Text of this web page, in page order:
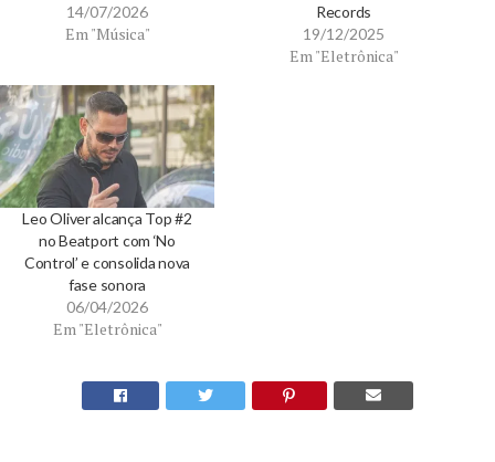
14/07/2026
Em "Música"
Records
19/12/2025
Em "Eletrônica"
Leo Oliver alcança Top #2
no Beatport com ‘No
Control’ e consolida nova
fase sonora
06/04/2026
Em "Eletrônica"